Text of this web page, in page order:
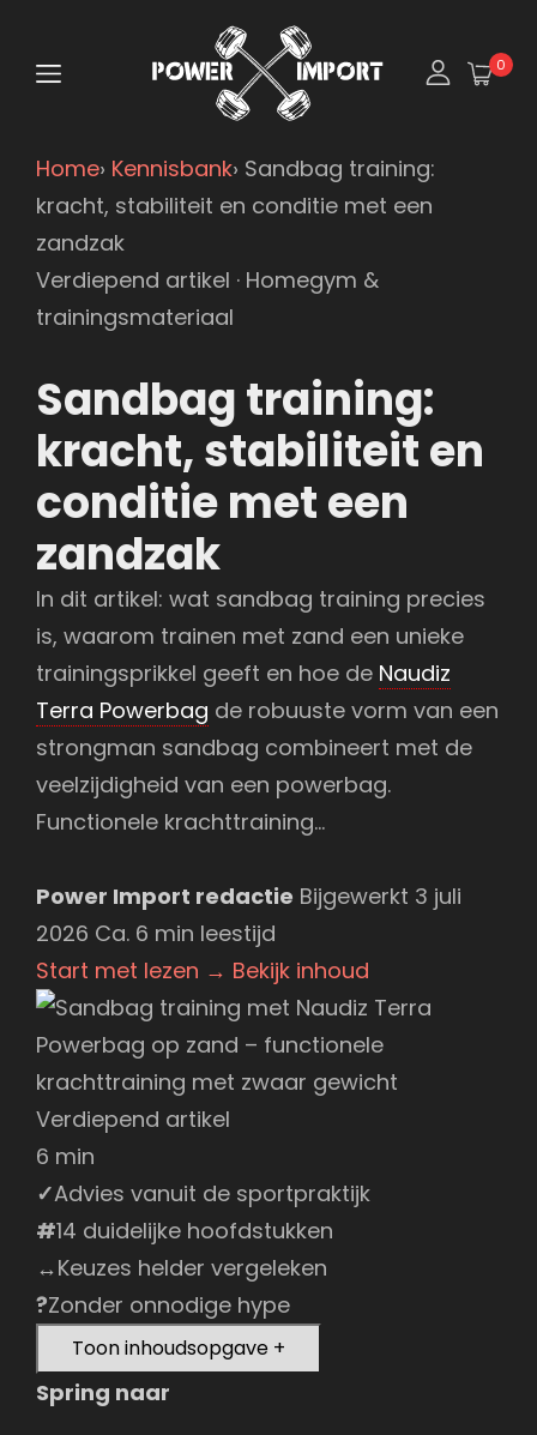
0
Home› Kennisbank› Sandbag training:
kracht, stabiliteit en conditie met een
zandzak
Verdiepend artikel · Homegym &
trainingsmateriaal
Sandbag training:
kracht, stabiliteit en
conditie met een
zandzak
In dit artikel: wat sandbag training precies
is, waarom trainen met zand een unieke
trainingsprikkel geeft en hoe de Naudiz
Terra Powerbag de robuuste vorm van een
strongman sandbag combineert met de
veelzijdigheid van een powerbag.
Functionele krachttraining…
Power Import redactie Bijgewerkt 3 juli
2026 Ca. 6 min leestijd
Start met lezen → Bekijk inhoud
Verdiepend artikel
6 min
✓Advies vanuit de sportpraktijk
#14 duidelijke hoofdstukken
↔Keuzes helder vergeleken
?Zonder onnodige hype
Toon inhoudsopgave +
Spring naar